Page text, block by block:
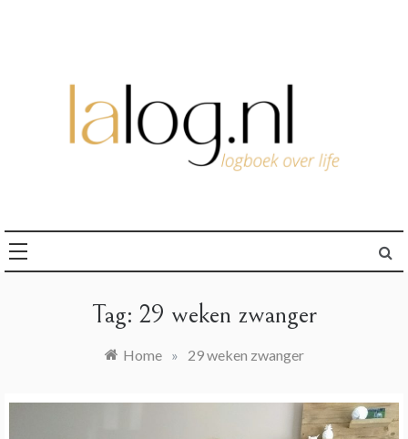
Tag: 29 weken zwanger
Home » 29 weken zwanger